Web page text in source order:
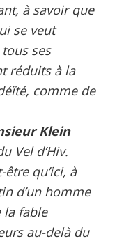
à savoir que
se veut
ses
réduits à la
comme de
Klein
Vel d’Hiv.
qu’ici, à
d’un homme
la fable
au-delà du